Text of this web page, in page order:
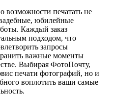
возможности печатать не
юбилейные
Каждый заказ
подходом, что
запросы
важные моменты
Выбирая ФотоПочту,
печати фотографий, но и
воплотить ваши самые